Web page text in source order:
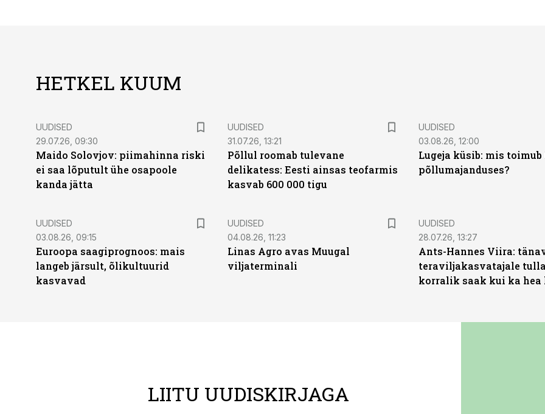
HETKEL KUUM
UUDISED
29.07.26, 09:30
Maido Solovjov: piimahinna riski
ei saa lõputult ühe osapoole
kanda jätta
UUDISED
31.07.26, 13:21
Põllul roomab tulevane
delikatess: Eesti ainsas teofarmis
kasvab 600 000 tigu
UUDISED
03.08.26, 12:00
Lugeja küsib: mis
põllumajanduses?
UUDISED
03.08.26, 09:15
Euroopa saagiprognoos: mais
langeb järsult, õlikultuurid
kasvavad
UUDISED
04.08.26, 11:23
Linas Agro avas Muugal
viljaterminali
UUDISED
28.07.26, 13:27
Ants-Hannes Viira:
teraviljakasvatajale
korralik saak kui ka hea
LIITU UUDISKIRJAGA